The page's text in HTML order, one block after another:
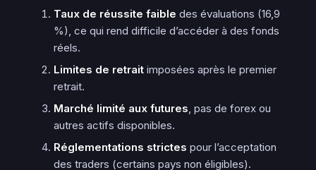
Taux de réussite faible des évaluations (16,9
%), ce qui rend difficile d’accéder à des fonds
réels.
Limites de retrait imposées après le premier
retrait.
Marché limité aux futures, pas de forex ou
autres actifs disponibles.
Réglementations strictes pour l’acceptation
des traders (certains pays non éligibles).